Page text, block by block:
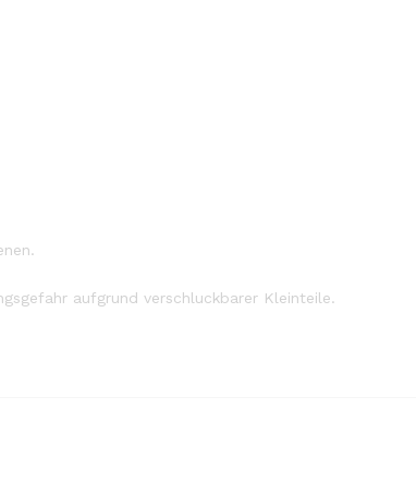
aufgrund verschluckbarer Kleinteile.